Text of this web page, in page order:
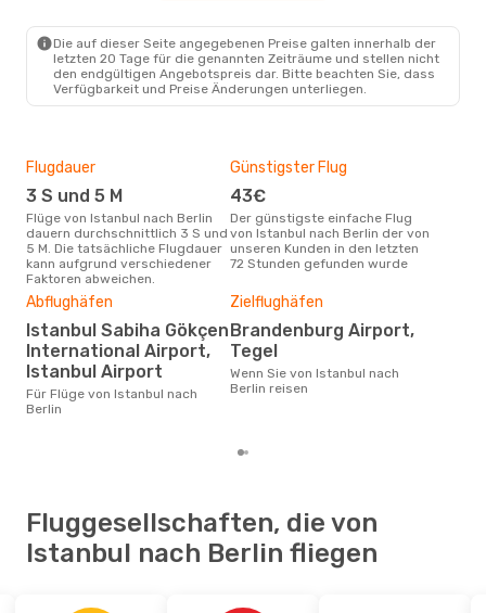
Die auf dieser Seite angegebenen Preise galten innerhalb der
letzten 20 Tage für die genannten Zeiträume und stellen nicht
den endgültigen Angebotspreis dar. Bitte beachten Sie, dass
Verfügbarkeit und Preise Änderungen unterliegen.
Flugdauer
3 S und 5 M
Flüge von Istanbul nach Berlin
dauern durchschnittlich 3 S und
5 M. Die tatsächliche Flugdauer
kann aufgrund verschiedener
Faktoren abweichen.
Günstigster Flug
43€
Der günstigste einfache Flug
von Istanbul nach Berlin der von
unseren Kunden in den letzten
72 Stunden gefunden wurde
Abflughäfen
Istanbul Sabiha Gökçen
International Airport,
Istanbul Airport
Für Flüge von Istanbul nach
Berlin
Zielflughäfen
Brandenburg Airport,
Tegel
Wenn Sie von Istanbul nach
Berlin reisen
Fluggesellschaften, die von
Istanbul nach Berlin fliegen